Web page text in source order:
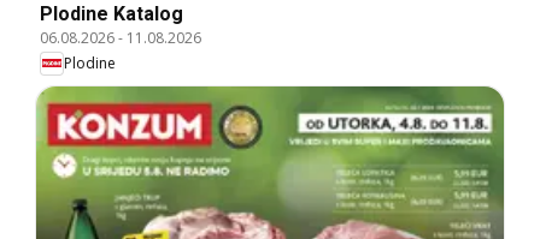
Plodine Katalog
06.08.2026- 11.08.2026
Plodine